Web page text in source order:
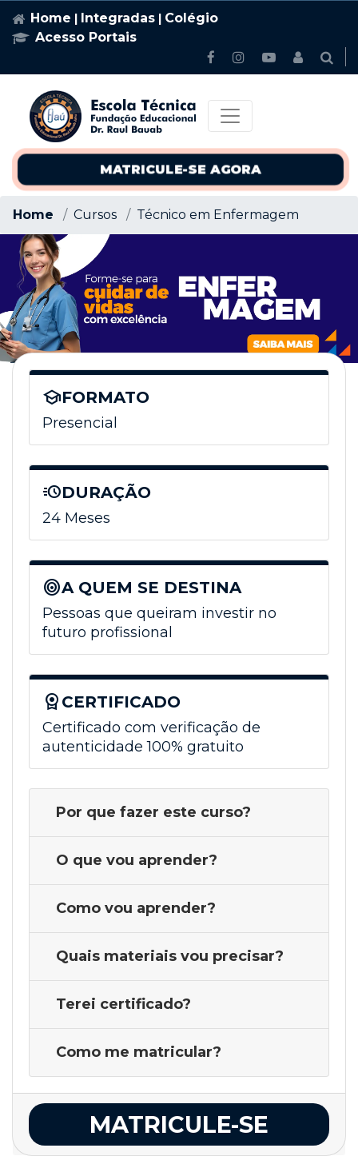
Home | Integradas | Colégio
Acesso Portais
MATRICULE-SE AGORA
Home Cursos Técnico em Enfermagem
schoolFORMATO
Presencial
acuteDURAÇÃO
24 Meses
targetA QUEM SE DESTINA
Pessoas que queiram investir no
futuro profissional
license CERTIFICADO
Certificado com verificação de
autenticidade 100% gratuito
Por que fazer este curso?
O que vou aprender?
Como vou aprender?
Quais materiais vou precisar?
Terei certificado?
Como me matricular?
MATRICULE-SE